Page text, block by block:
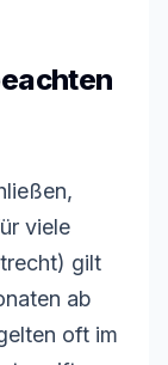
viele
gilt
ab
oft im